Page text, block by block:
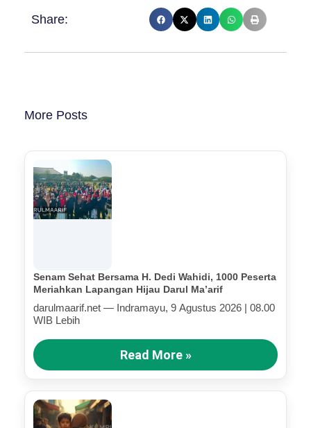
Share:
More Posts
Senam Sehat Bersama H. Dedi Wahidi, 1000 Peserta
Meriahkan Lapangan Hijau Darul Ma’arif
darulmaarif.net — Indramayu, 9 Agustus 2026 | 08.00
WIB Lebih
Read More »